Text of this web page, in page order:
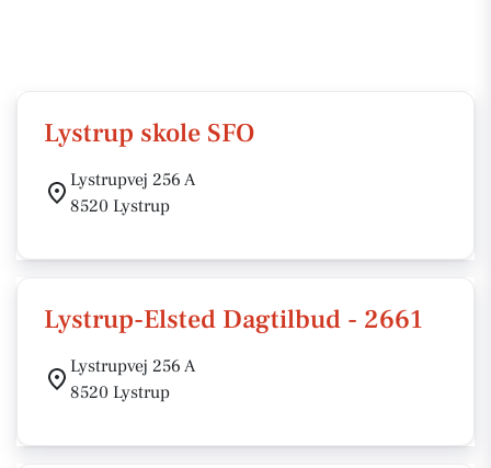
Lystrup skole SFO
Lystrupvej 256 A
8520 Lystrup
Lystrup-Elsted Dagtilbud - 2661
Lystrupvej 256 A
8520 Lystrup